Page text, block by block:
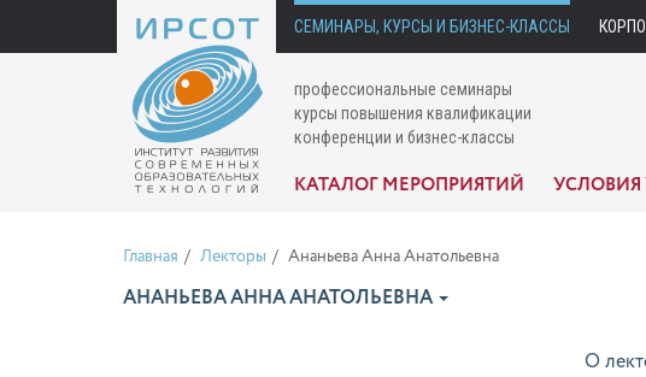
СЕМИНАРЫ, КУРСЫ И БИЗНЕС-КЛАССЫ
профессиональные семинары
курсы повышения квалификации
конференции и бизнес-классы
КАТАЛОГ МЕРОПРИЯТИЙ УСЛОВИЯ
Главная Лекторы Ананьева Анна Анатольевна
АНАНЬЕВА АННА АНАТОЛЬЕВНА
О